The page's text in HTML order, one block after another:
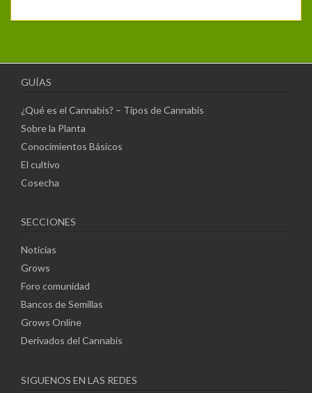
GUÍAS
¿Qué es el Cannabis? – Tipos de Cannabis
Sobre la Planta
Conocimientos Básicos
El cultivo
Cosecha
SECCIONES
Noticias
Grows
Foro comunidad
Bancos de Semillas
Grows Online
Derivados del Cannabis
SIGUENOS EN LAS REDES